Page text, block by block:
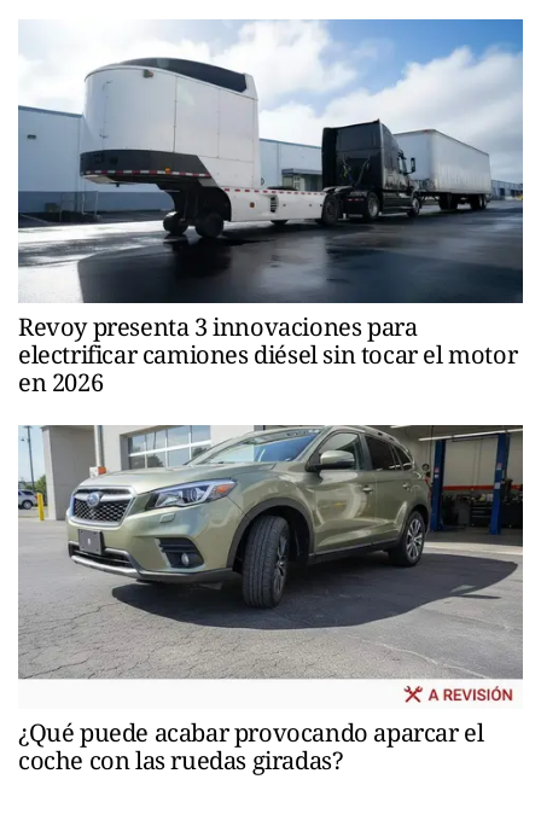
Revoy presenta 3 innovaciones para
electrificar camiones diésel sin tocar el motor
en 2026
¿Qué puede acabar provocando aparcar el
coche con las ruedas giradas?